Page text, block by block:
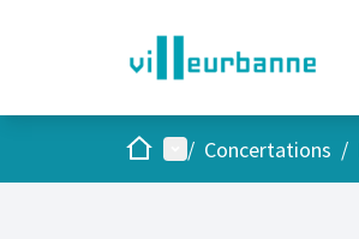
AccueilMenu principal
/ Concertations /